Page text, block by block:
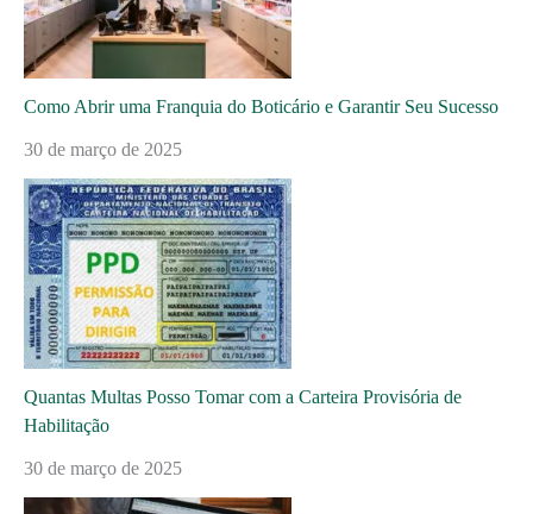
Como Abrir uma Franquia do Boticário e Garantir Seu Sucesso
30 de março de 2025
Quantas Multas Posso Tomar com a Carteira Provisória de
Habilitação
30 de março de 2025